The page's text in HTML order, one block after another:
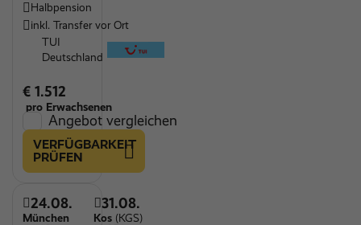
Halbpension
inkl. Transfer vor Ort
TUI
Deutschland
€ 1.512
pro Erwachsenen
Angebot vergleichen
VERFÜGBARKEIT
PRÜFEN
24.08.
München
31.08.
Kos (KGS)